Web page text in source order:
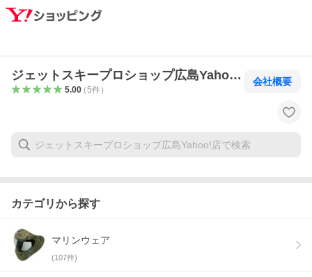
ジェットスキープロショップ広島Yahoo!
店
5.00（5件）
会社概要
カテゴリから探す
マリンウェア
(107件)